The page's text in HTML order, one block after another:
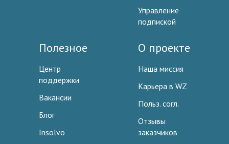
Управление
подпиской
Полезное
Центр
поддержки
Вакансии
Блог
Insolvo
О проекте
Наша миссия
Карьера в WZ
Польз. согл.
Отзывы
заказчиков